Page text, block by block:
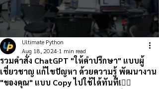
รวมคำสั่ง ChatGPT "ให้คำปรึกษา" แบบผู้
เชี่ยวชาญ แก้ไขปัญหา ด้วยความรู้ พัฒนางาน
"ของคุณ" แบบ Copy ไปใช้ได้ทันที!👇🏻
Ultimate Python
Aug 18, 2024 1 min read